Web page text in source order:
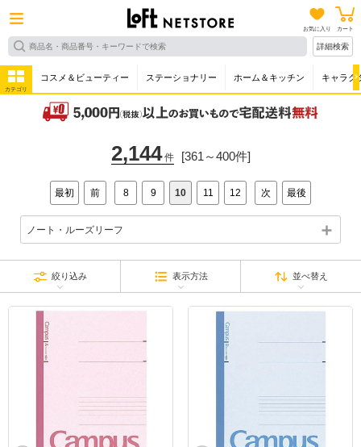
お気に入り カート
詳細検索
カテゴリ
コスメ＆ビューティー ステーショナリー ホーム＆キッチン キャラク
2,144件 [361～400件]
最初 前 8 9 10 11 12 次 最後
ノート・ルーズリーフ
絞り込み 表示方法 並べ替え